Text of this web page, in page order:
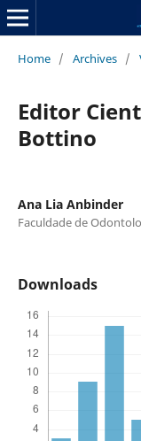
Home / Archives /
Editor
Bottino
Ana Lia Anbinder
Faculdade de
Downloads